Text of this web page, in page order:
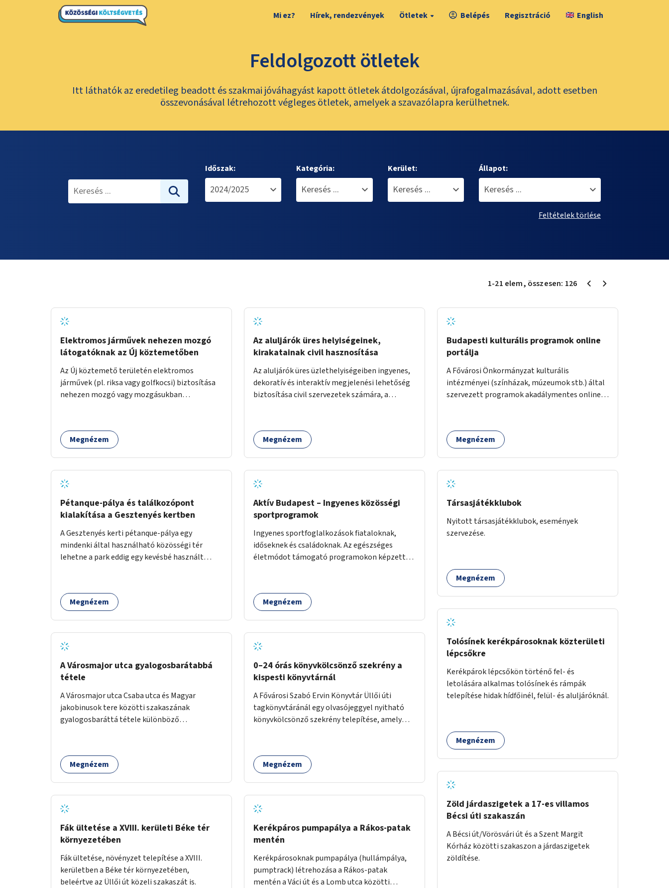
Mi ez? Hírek, rendezvények Ötletek Belépés Regisztráció English
Feldolgozott ötletek
Itt láthatók az eredetileg beadott és szakmai jóváhagyást kapott ötletek átdolgozásával, újrafogalmazásával, adott esetben
összevonásával létrehozott végleges ötletek, amelyek a szavazólapra kerülhetnek.
Időszak: Kategória: Kerület: Állapot:
Feltételek törlése
1-21 elem, összesen: 126
Elektromos járművek nehezen mozgó
látogatóknak az Új köztemetőben
Az Új köztemető területén elektromos
járművek (pl. riksa vagy golfkocsi) biztosítása
nehezen mozgó vagy mozgásukban
közlekednének.
Megnézem
Pétanque-pálya és találkozópont
kialakítása a Gesztenyés kertben
A Gesztenyés kerti pétanque-pálya egy
mindenki által használható közösségi tér
lehetne a park eddig egy kevésbé használt
sportolásra – generációkon átívelően, akár
mozgásukban korlátozott, autizmussal vagy
Megnézem
A Városmajor utca gyalogosbarátabbá
tétele
A Városmajor utca Csaba utca és Magyar
jakobinusok tere közötti szakaszának
gyalogosbaráttá tétele különböző
van), figyelembe véve a kerékpáros közlekedés
biztonságát is.
Megnézem
Fák ültetése a XVIII. kerületi Béke tér
környezetében
Fák ültetése, növényzet telepítése a XVIII.
kerületben a Béke tér környezetében,
beleértve az Üllői út közeli szakaszát is.
Az aluljárók üres helyiségeinek,
kirakatainak civil hasznosítása
Az aluljárók üres üzlethelyiségeiben ingyenes,
dekoratív és interaktív megjelenési lehetőség
biztosítása civil szervezetek számára, a
mutassanak be látványos, gondolatébresztő
formában, például rajzokkal, kérdésekkel,
nélkül, a jelenlegi elhanyagolt állapot helyett.
Megnézem
Aktív Budapest – Ingyenes közösségi
sportprogramok
Ingyenes sportfoglalkozások fiataloknak,
időseknek és családoknak. Az egészséges
életmódot támogató programokon képzett
keresztül (pl. jóga, vízi torna, aerobik, csikung).
Megnézem
0–24 órás könyvkölcsönző szekrény a
kispesti könyvtárnál
A Fővárosi Szabó Ervin Könyvtár Üllői úti
tagkönyvtáránál egy olvasójeggyel nyitható
könyvkölcsönző szekrény telepítése, amely
Megnézem
Kerékpáros pumpapálya a Rákos-patak
mentén
Kerékpárosoknak pumpapálya (hullámpálya,
pumptrack) létrehozása a Rákos-patak
mentén a Váci út és a Lomb utca közötti
Budapesti kulturális programok online
portálja
A Fővárosi Önkormányzat kulturális
intézményei (színházak, múzeumok stb.) által
szervezett programok akadálymentes online
tartalommal.
Megnézem
Társasjátékklubok
Nyitott társasjátékklubok, események
szervezése.
Megnézem
Tolósínek kerékpárosoknak közterületi
lépcsőkre
Kerékpárok lépcsőkön történő fel- és
letolására alkalmas tolósínek és rámpák
telepítése hidak hídfőinél, felül- és aluljáróknál.
Megnézem
Zöld járdaszigetek a 17-es villamos
Bécsi úti szakaszán
A Bécsi út/Vörösvári út és a Szent Margit
Kórház közötti szakaszon a járdaszigetek
zöldítése.